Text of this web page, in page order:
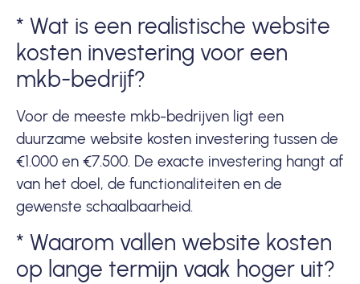
* Wat is een realistische website
kosten investering voor een
mkb-bedrijf?
Voor de meeste mkb-bedrijven ligt een
duurzame website kosten investering tussen de
€1.000 en €7.500. De exacte investering hangt af
van het doel, de functionaliteiten en de
gewenste schaalbaarheid.
* Waarom vallen website kosten
op lange termijn vaak hoger uit?